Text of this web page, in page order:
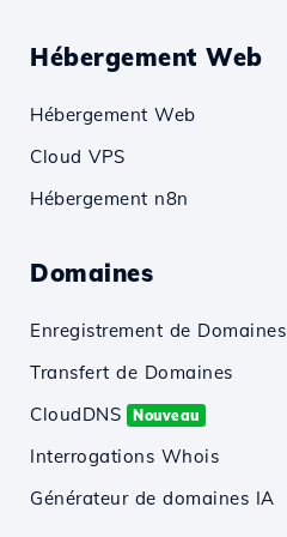
Hébergement Web
Hébergement Web
Cloud VPS
Hébergement n8n
Domaines
Enregistrement de Domaines
Transfert de Domaines
CloudDNS
Nouveau
Interrogations Whois
Générateur de domaines IA